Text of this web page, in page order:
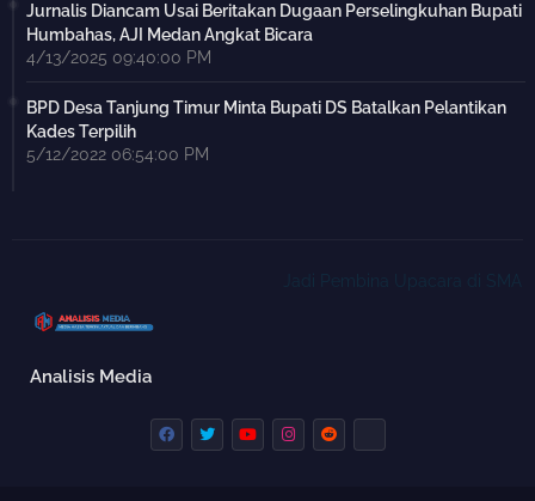
Jurnalis Diancam Usai Beritakan Dugaan Perselingkuhan Bupati
Humbahas, AJI Medan Angkat Bicara
4/13/2025 09:40:00 PM
BPD Desa Tanjung Timur Minta Bupati DS Batalkan Pelantikan
Kades Terpilih
5/12/2022 06:54:00 PM
Analisis Media